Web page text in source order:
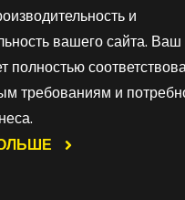
и
вашего сайта. Ваш
полностью
требованиям и